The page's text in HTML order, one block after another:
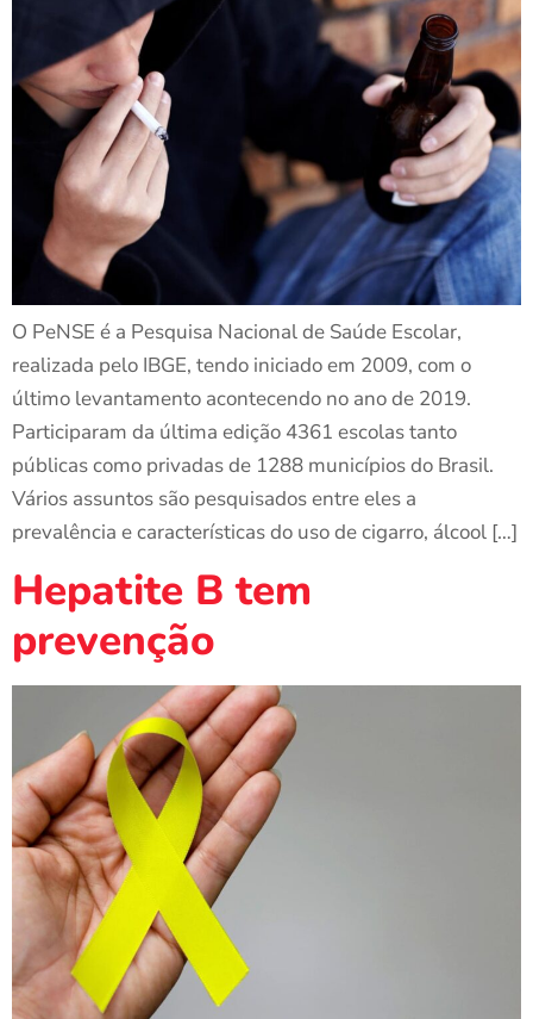
O PeNSE é a Pesquisa Nacional de Saúde Escolar,
realizada pelo IBGE, tendo iniciado em 2009, com o
último levantamento acontecendo no ano de 2019.
Participaram da última edição 4361 escolas tanto
públicas como privadas de 1288 municípios do Brasil.
Vários assuntos são pesquisados entre eles a
prevalência e características do uso de cigarro, álcool […]
Hepatite B tem
prevenção